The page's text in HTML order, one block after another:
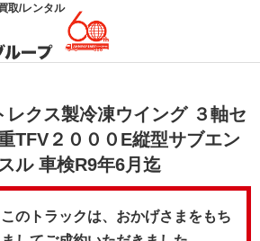
取/レンタル
レクス製冷凍ウイング ３軸セ
TFV２０００E縦型サブエン
ル 車検R9年6月迄
このトラックは、おかげさまをもち